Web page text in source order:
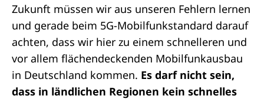
Zukunft müssen wir aus unseren Fehlern lernen
und gerade beim 5G-Mobilfunkstandard darauf
achten, dass wir hier zu einem schnelleren und
vor allem flächendeckenden Mobilfunkausbau
in Deutschland kommen. Es darf nicht sein,
dass in ländlichen Regionen kein schnelles